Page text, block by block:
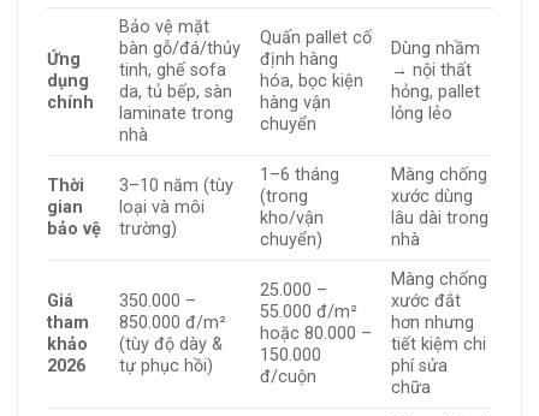
Ứng
dụng
chính
Bảo vệ mặt
bàn gỗ/đá/thủy
tinh, ghế sofa
da, tủ bếp, sàn
laminate trong
nhà
Quấn pallet cố
định hàng
hóa, bọc kiện
hàng vận
chuyển
Dùng nhầm
→ nội thất
hỏng, pallet
lỏng lẻo
Thời
gian
bảo vệ
3–10 năm (tùy
loại và môi
trường)
1–6 tháng
(trong
kho/vận
chuyển)
Màng chống
xước dùng
lâu dài trong
nhà
Giá
tham
khảo
2026
350.000 –
850.000 đ/m²
(tùy độ dày &
tự phục hồi)
25.000 –
55.000 đ/m²
hoặc 80.000 –
150.000
đ/cuộn
Màng chống
xước đắt
hơn nhưng
tiết kiệm chi
phí sửa
chữa